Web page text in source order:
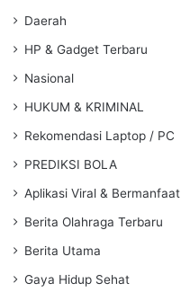
Daerah
HP & Gadget Terbaru
Nasional
HUKUM & KRIMINAL
Rekomendasi Laptop / PC
PREDIKSI BOLA
Aplikasi Viral & Bermanfaat
Berita Olahraga Terbaru
Berita Utama
Gaya Hidup Sehat